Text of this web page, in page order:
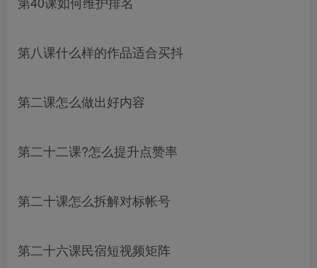
第八课什么样的作品适合买抖
第二课怎么做出好内容
第二十二课?怎么提升点赞率
第二十课怎么拆解对标帐号
第二十六课民宿短视频矩阵